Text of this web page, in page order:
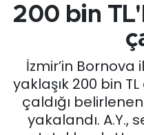
200 bin
İzmir’in
yaklaşık 200 bin
çaldığı
yakalandı. A.Y.,
EĞİTİM
English News
GÜNCEL
Tüm Manşetler
Son Dakika
Haber Arşivi